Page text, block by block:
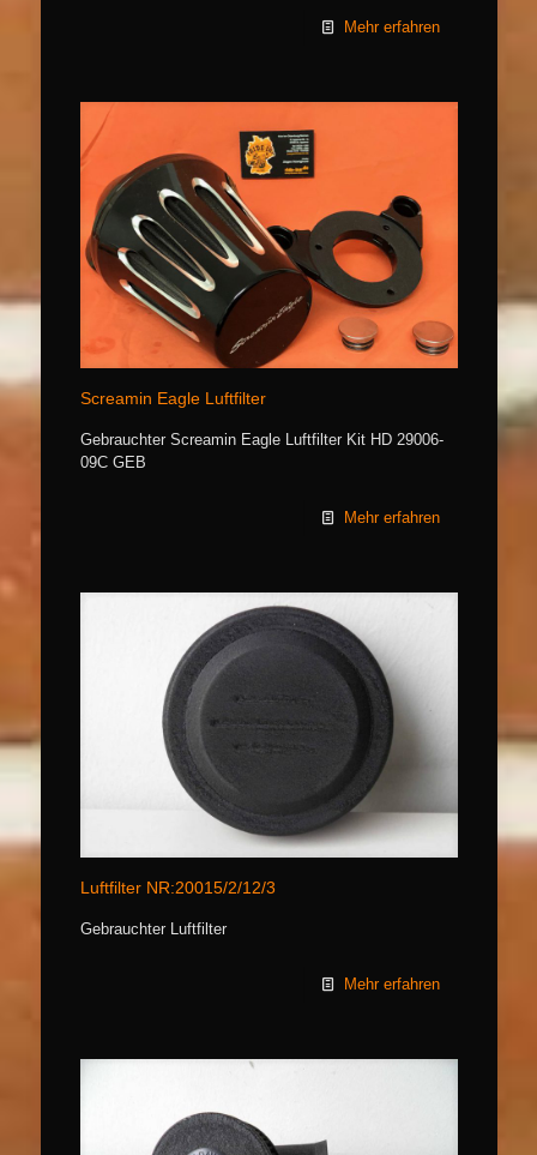
Mehr erfahren
Screamin Eagle Luftfilter
Gebrauchter Screamin Eagle Luftfilter Kit HD 29006-
09C GEB
Mehr erfahren
Luftfilter NR:20015/2/12/3
Gebrauchter Luftfilter
Mehr erfahren